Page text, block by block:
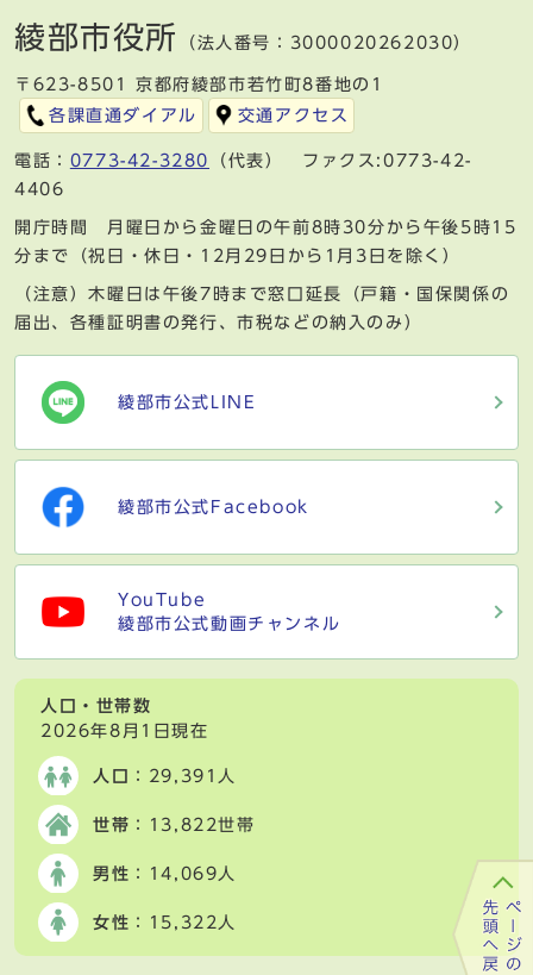
綾部市役所 （法人番号：3000020262030）
〒623-8501 京都府綾部市若竹町8番地の1
各課直通ダイアル
交通アクセス
電話： 0773-42-3280
（代表） ファクス:0773-42-
4406
開庁時間 月曜日から金曜日の午前8時30分から午後5時15
分まで（祝日・休日・12月29日から1月3日を除く）
（注意）木曜日は午後7時まで窓口延長（戸籍・国保関係の
届出、各種証明書の発行、市税などの納入のみ）
綾部市公式LINE
綾部市公式Facebook
YouTube
綾部市公式動画チャンネル
人口・世帯数
2026年8月1日現在
人口 ：29,391人
世帯 ：13,822世帯
男性 ：14,069人
女性 ：15,322人